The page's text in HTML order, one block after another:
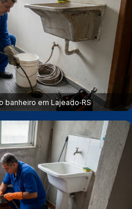
em Lajeado‑RS